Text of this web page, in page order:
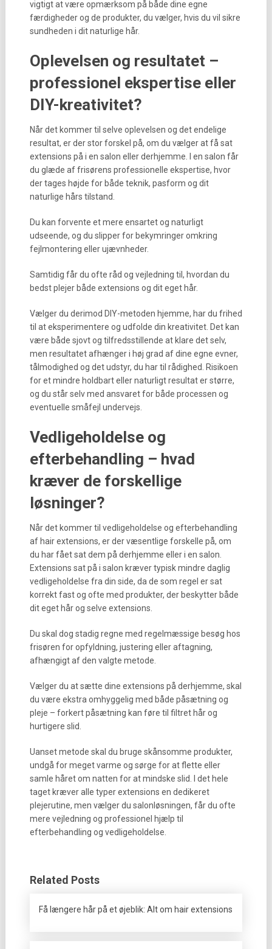
vigtigt at være opmærksom på både dine egne
færdigheder og de produkter, du vælger, hvis du vil sikre
sundheden i dit naturlige hår.
Oplevelsen og resultatet –
professionel ekspertise eller
DIY-kreativitet?
Når det kommer til selve oplevelsen og det endelige
resultat, er der stor forskel på, om du vælger at få sat
extensions på i en salon eller derhjemme. I en salon får
du glæde af frisørens professionelle ekspertise, hvor
der tages højde for både teknik, pasform og dit
naturlige hårs tilstand.
Du kan forvente et mere ensartet og naturligt
udseende, og du slipper for bekymringer omkring
fejlmontering eller ujævnheder.
Samtidig får du ofte råd og vejledning til, hvordan du
bedst plejer både extensions og dit eget hår.
Vælger du derimod DIY-metoden hjemme, har du frihed
til at eksperimentere og udfolde din kreativitet. Det kan
være både sjovt og tilfredsstillende at klare det selv,
men resultatet afhænger i høj grad af dine egne evner,
tålmodighed og det udstyr, du har til rådighed. Risikoen
for et mindre holdbart eller naturligt resultat er større,
og du står selv med ansvaret for både processen og
eventuelle småfejl undervejs.
Vedligeholdelse og
efterbehandling – hvad
kræver de forskellige
løsninger?
Når det kommer til vedligeholdelse og efterbehandling
af hair extensions, er der væsentlige forskelle på, om
du har fået sat dem på derhjemme eller i en salon.
Extensions sat på i salon kræver typisk mindre daglig
vedligeholdelse fra din side, da de som regel er sat
korrekt fast og ofte med produkter, der beskytter både
dit eget hår og selve extensions.
Du skal dog stadig regne med regelmæssige besøg hos
frisøren for opfyldning, justering eller aftagning,
afhængigt af den valgte metode.
Vælger du at sætte dine extensions på derhjemme, skal
du være ekstra omhyggelig med både påsætning og
pleje – forkert påsætning kan føre til filtret hår og
hurtigere slid.
Uanset metode skal du bruge skånsomme produkter,
undgå for meget varme og sørge for at flette eller
samle håret om natten for at mindske slid. I det hele
taget kræver alle typer extensions en dedikeret
plejerutine, men vælger du salonløsningen, får du ofte
mere vejledning og professionel hjælp til
efterbehandling og vedligeholdelse.
Related Posts
Få længere hår på et øjeblik: Alt om hair extensions